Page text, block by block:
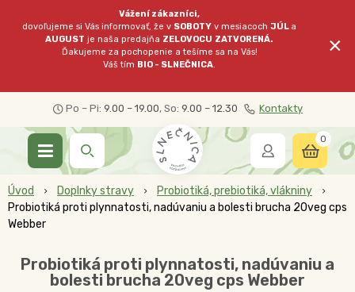
Vážení zákazníci,
dovoľujeme si Vás informovať, že v SOBOTY v mesiacochJÚL a
AUGUST je naša predajňa ZELOVOCU ZATVORENÁ.
Ďakujeme za pochopenie a tešíme sa na Vás!
Váš tím BIO - SLNEČNICA.
×
Po – Pi: 9.00 – 19.00, So: 9.00 – 12.30 Kontakty
0
Úvod Doplnky stravy
Probiotiká, prebiotiká, vlákniny
Probiotiká proti plynnatosti, nadúvaniu a bolesti brucha 20veg cps
Webber
Probiotiká proti plynnatosti, nadúvaniu a
bolesti brucha 20veg cps Webber